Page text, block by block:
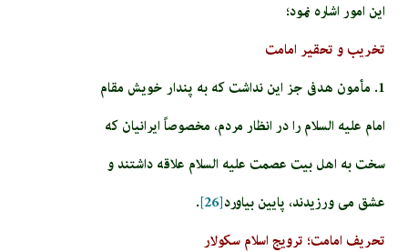
این امور اشاره نمود؛
تخریب و تحقیر امامت
1. مأمون هدفى جز اين نداشت كه به پندار خويش مقام
امام عليه السلام را در انظار مردم، مخصوصاً ايرانيان كه
سخت به اهل بيت عصمت عليه السلام علاقه داشتند و
عشق مى ورزيدند، پایین بیاورد[26]
.
تحریف امامت؛ ترویج اسلام سکولار